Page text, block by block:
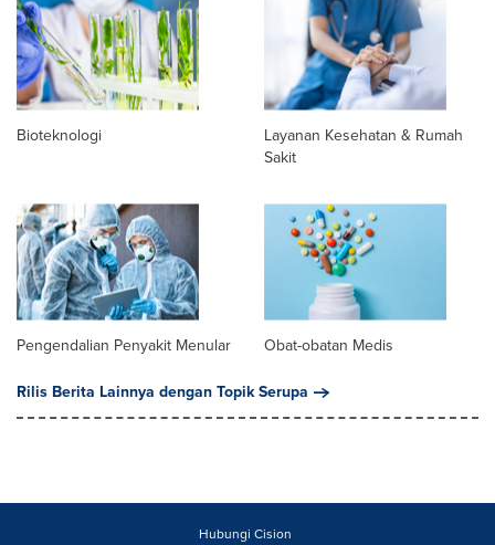
Bioteknologi
Layanan Kesehatan & Rumah
Sakit
Pengendalian Penyakit Menular
Obat-obatan Medis
Rilis Berita Lainnya dengan Topik Serupa
Hubungi Cision